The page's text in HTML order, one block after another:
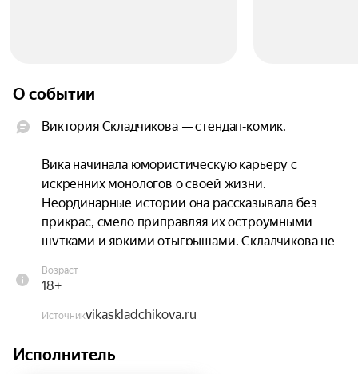
О событии
Виктория Складчикова — стендап‑комик.
Вика начинала юмористическую карьеру с
искренних монологов о своей жизни.
Неординарные истории она рассказывала без
прикрас, смело приправляя их остроумными
шутками и яркими отыгрышами. Складчикова не
между двумя гранями: забавной
утончённостью.
Сегодня Вика делится со зрителями не просто
Возраст
18+
Источникvikaskladchikova.ru
Исполнитель